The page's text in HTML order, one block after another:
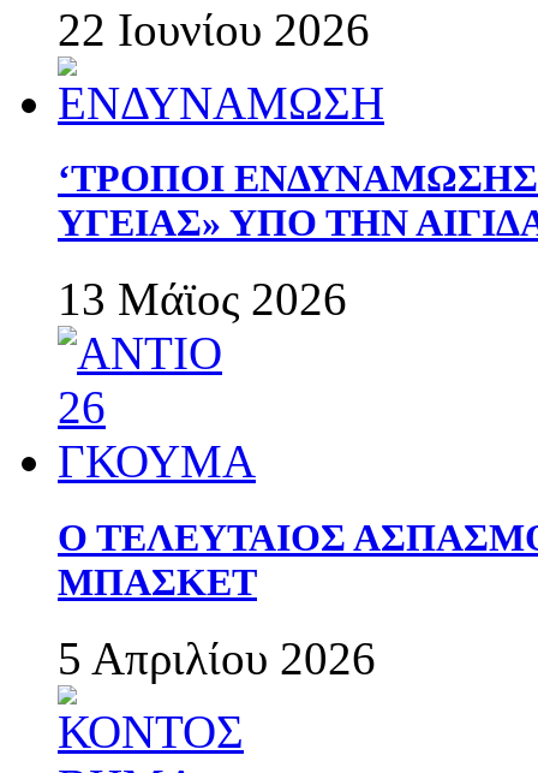
22 Ιουνίου 2026
‘ΤΡΟΠΟΙ
ΥΓΕΙΑΣ» ΥΠΟ ΤΗΝ
13 Μάϊος 2026
Ο ΤΕΛΕΥΤΑΙΟΣ
ΜΠΑΣΚΕΤ
5 Απριλίου 2026